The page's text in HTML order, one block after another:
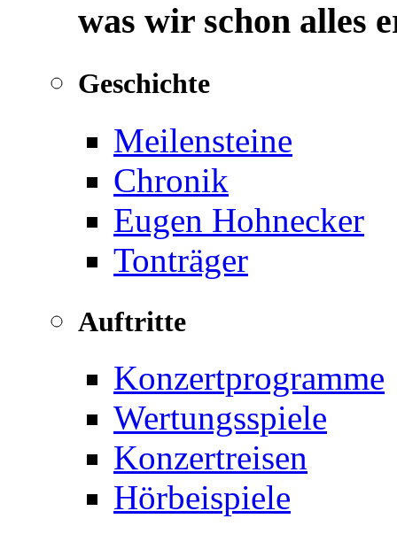
was wir schon alles
Geschichte
Meilensteine
Chronik
Eugen Hohnecker
Tonträger
Auftritte
Konzertprogramme
Wertungsspiele
Konzertreisen
Hörbeispiele